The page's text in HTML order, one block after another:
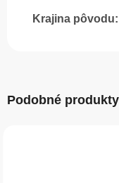
Krajina pôvodu:
Podobné produkty